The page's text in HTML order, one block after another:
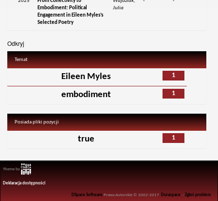
Embodiment: Political
Engagement in Eileen Myles’s
Selected Poetry
Julia
Odkryj
Temat
1
Eileen Myles
1
embodiment
Posiada pliki pozycji
1
true
Theme by
Deklaracja dostępności
DSpace Software Prawa Autorskie © 2002-2017 Duraspace -Zgłoś problem